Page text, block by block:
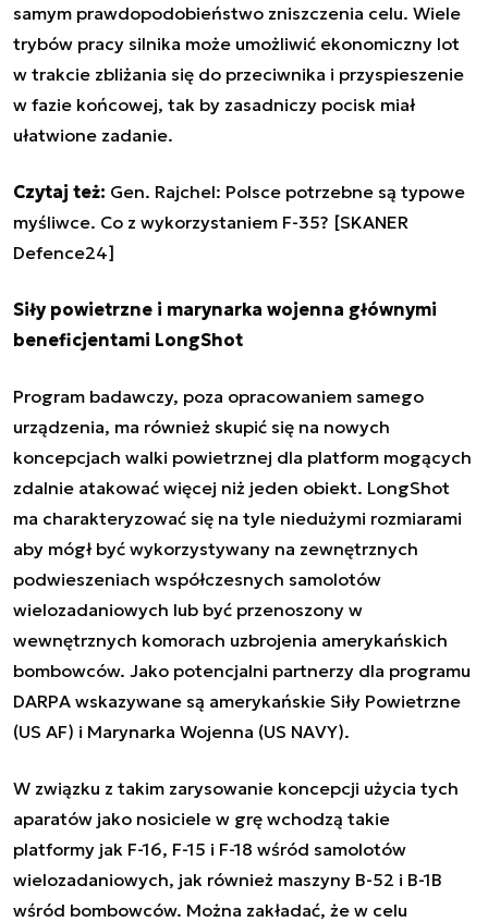
samym prawdopodobieństwo zniszczenia celu. Wiele
trybów pracy silnika może umożliwić ekonomiczny lot
w trakcie zbliżania się do przeciwnika i przyspieszenie
w fazie końcowej, tak by zasadniczy pocisk miał
ułatwione zadanie.
Czytaj też: Gen. Rajchel: Polsce potrzebne są typowe
myśliwce. Co z wykorzystaniem F-35? [SKANER
Defence24]
Siły powietrzne i marynarka wojenna głównymi
beneficjentami LongShot
Program badawczy, poza opracowaniem samego
urządzenia, ma również skupić się na nowych
koncepcjach walki powietrznej dla platform mogących
zdalnie atakować więcej niż jeden obiekt. LongShot
ma charakteryzować się na tyle niedużymi rozmiarami
aby mógł być wykorzystywany na zewnętrznych
podwieszeniach współczesnych samolotów
wielozadaniowych lub być przenoszony w
wewnętrznych komorach uzbrojenia amerykańskich
bombowców. Jako potencjalni partnerzy dla programu
DARPA wskazywane są amerykańskie Siły Powietrzne
(US AF) i Marynarka Wojenna (US NAVY).
W związku z takim zarysowanie koncepcji użycia tych
aparatów jako nosiciele w grę wchodzą takie
platformy jak F-16, F-15 i F-18 wśród samolotów
wielozadaniowych, jak również maszyny B-52 i B-1B
wśród bombowców. Można zakładać, że w celu